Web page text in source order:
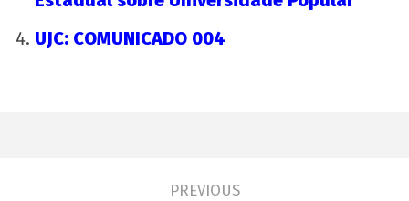
UJC: COMUNICADO 004
PREVIOUS